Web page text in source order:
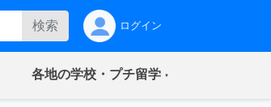
検索 ログイン
各地の学校・プチ留学(current)